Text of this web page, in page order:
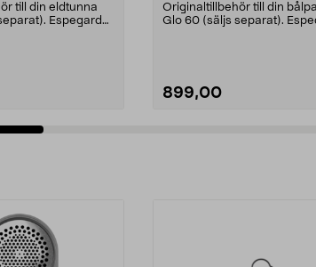
till din eldtunna
Espegard
Originaltillbehör till din
Glo 60 (säljs separat).
899,00